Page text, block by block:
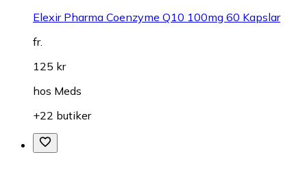
Elexir Pharma Coenzyme Q10 100mg 60 Kapslar
fr.
125 kr
hos Meds
+22 butiker